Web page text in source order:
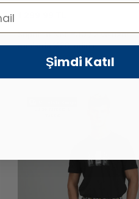
Sepette Net %10 / 2 ve üzeri
alımlarda %20 indirim
Şimdi Katıl